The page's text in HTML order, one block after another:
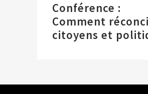
Conférence :
Comment
citoyens et